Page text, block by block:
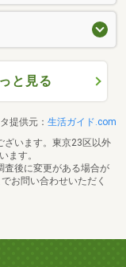
と見る
提供元： 生活ガイド.com
ざいます。東京23区以外
ます。
査後に変更がある場合が
お問い合わせいただく